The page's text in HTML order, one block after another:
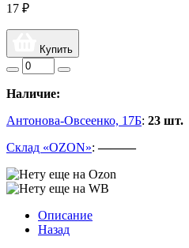
17 ₽
Купить
Наличие:
Антонова-Овсеенко, 17Б: 23 шт.
Склад «OZON»:———
Описание
Назад